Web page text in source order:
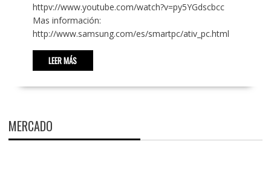
httpv://www.youtube.com/watch?v=py5YGdscbcc
Mas información:
http://www.samsung.com/es/smartpc/ativ_pc.html
LEER MÁS
MERCADO